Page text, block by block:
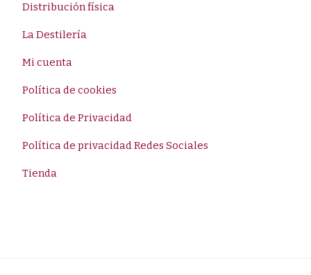
Distribución física
La Destilería
Mi cuenta
Política de cookies
Política de Privacidad
Política de privacidad Redes Sociales
Tienda